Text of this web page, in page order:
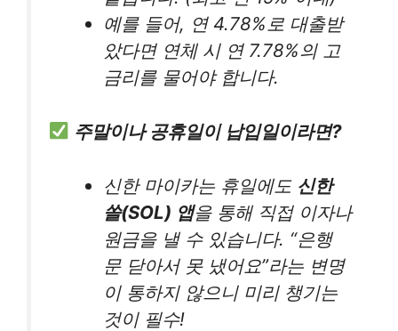
예를 들어, 연 4.78%로 대출받
았다면 연체 시 연 7.78%의 고
금리를 물어야 합니다.
주말이나 공휴일이 납입일이라면?
신한 마이카는 휴일에도 신한
쏠(SOL) 앱을 통해 직접 이자나
원금을 낼 수 있습니다. “은행
문 닫아서 못 냈어요”라는 변명
이 통하지 않으니 미리 챙기는
것이 필수!